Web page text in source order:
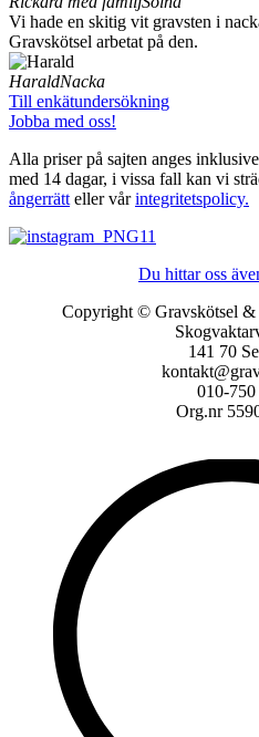
Vi hade en skitig vit gravsten i
Gravskötsel arbetat på den.
HaraldNacka
Till enkätundersökning
Jobba med oss!
Alla priser på sajten anges
med 14 dagar, i vissa fall kan vi
ångerrätt eller vårintegritetspolicy.
Du hittar oss
Copyright © Gravskötsel
141 70
010-
Org.nr